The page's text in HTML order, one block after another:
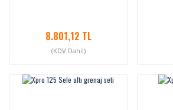
8.801,12 TL
(KDV Dahil)